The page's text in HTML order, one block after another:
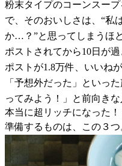
粉末タイプのコーンスー
で、そのおいしさは、“私
か…？”と思ってしまうほ
ポストされてから10日が
ポストが1.8万件、いいね
「予想外だった」といっ
ってみよう！」と前向きな
本当に超リッチになった！
準備するものは、この３つ